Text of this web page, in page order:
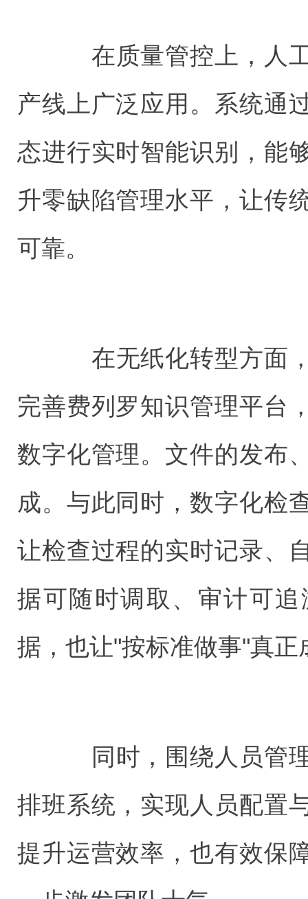
在质量管控上，人工
产线上广泛应用。系统通
态进行实时智能识别，能
升零缺陷管理水平，让传
可靠。
在无纸化转型方面，
完善费列罗知识管理平台
数字化管理。文件的发布
成。与此同时，数字化检
让检查过程的实时记录、
据可随时调取、审计可
据，也让"按标准做事"真正
同时，围绕人员管理
排班系统，实现人员配置
提升运营效率，也有效保